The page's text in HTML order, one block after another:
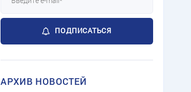
ПОДПИСАТЬСЯ
АРХИВ НОВОСТЕЙ